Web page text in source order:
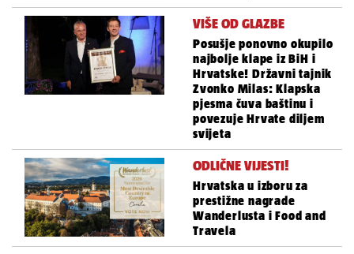
VIŠE OD GLAZBE
Posušje ponovno okupilo
najbolje klape iz BiH i
Hrvatske! Državni tajnik
Zvonko Milas: Klapska
pjesma čuva baštinu i
povezuje Hrvate diljem
svijeta
ODLIČNE VIJESTI!
Hrvatska u izboru za
prestižne nagrade
Wanderlusta i Food and
Travela